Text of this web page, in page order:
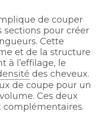
de couper
sections pour créer
Cette
et de la structure
à l’effilage, le
des cheveux.
de coupe pour un
Ces deux